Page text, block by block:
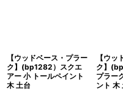
【ウッドベース・プラー
ク】(bp1282）スクエ
アー 小 トールペイント
木 土台
【ウ
ク】
プラー
ント 木